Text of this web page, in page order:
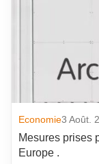
Economie3 Août.
Mesures prises
Europe .